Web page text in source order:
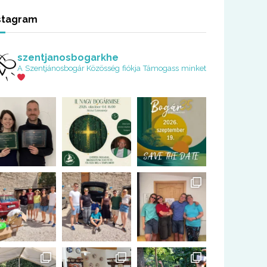
szentjanosbogarkhe
A Szentjánosbogár Közösség fiókja Támogass minket